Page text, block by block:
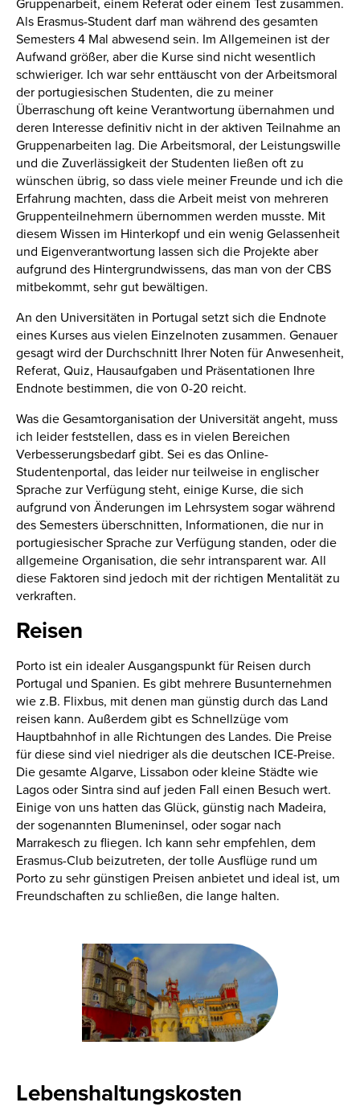
Gruppenarbeit, einem Referat oder einem Test zusammen.
Als Erasmus-Student darf man während des gesamten
Semesters 4 Mal abwesend sein. Im Allgemeinen ist der
Aufwand größer, aber die Kurse sind nicht wesentlich
schwieriger. Ich war sehr enttäuscht von der Arbeitsmoral
der portugiesischen Studenten, die zu meiner
Überraschung oft keine Verantwortung übernahmen und
deren Interesse definitiv nicht in der aktiven Teilnahme an
Gruppenarbeiten lag. Die Arbeitsmoral, der Leistungswille
und die Zuverlässigkeit der Studenten ließen oft zu
wünschen übrig, so dass viele meiner Freunde und ich die
Erfahrung machten, dass die Arbeit meist von mehreren
Gruppenteilnehmern übernommen werden musste. Mit
diesem Wissen im Hinterkopf und ein wenig Gelassenheit
und Eigenverantwortung lassen sich die Projekte aber
aufgrund des Hintergrundwissens, das man von der CBS
mitbekommt, sehr gut bewältigen.
An den Universitäten in Portugal setzt sich die Endnote
eines Kurses aus vielen Einzelnoten zusammen. Genauer
gesagt wird der Durchschnitt Ihrer Noten für Anwesenheit,
Referat, Quiz, Hausaufgaben und Präsentationen Ihre
Endnote bestimmen, die von 0-20 reicht.
Was die Gesamtorganisation der Universität angeht, muss
ich leider feststellen, dass es in vielen Bereichen
Verbesserungsbedarf gibt. Sei es das Online-
Studentenportal, das leider nur teilweise in englischer
Sprache zur Verfügung steht, einige Kurse, die sich
aufgrund von Änderungen im Lehrsystem sogar während
des Semesters überschnitten, Informationen, die nur in
portugiesischer Sprache zur Verfügung standen, oder die
allgemeine Organisation, die sehr intransparent war. All
diese Faktoren sind jedoch mit der richtigen Mentalität zu
verkraften.
Reisen
Porto ist ein idealer Ausgangspunkt für Reisen durch
Portugal und Spanien. Es gibt mehrere Busunternehmen
wie z.B. Flixbus, mit denen man günstig durch das Land
reisen kann. Außerdem gibt es Schnellzüge vom
Hauptbahnhof in alle Richtungen des Landes. Die Preise
für diese sind viel niedriger als die deutschen ICE-Preise.
Die gesamte Algarve, Lissabon oder kleine Städte wie
Lagos oder Sintra sind auf jeden Fall einen Besuch wert.
Einige von uns hatten das Glück, günstig nach Madeira,
der sogenannten Blumeninsel, oder sogar nach
Marrakesch zu fliegen. Ich kann sehr empfehlen, dem
Erasmus-Club beizutreten, der tolle Ausflüge rund um
Porto zu sehr günstigen Preisen anbietet und ideal ist, um
Freundschaften zu schließen, die lange halten.
Lebenshaltungskosten